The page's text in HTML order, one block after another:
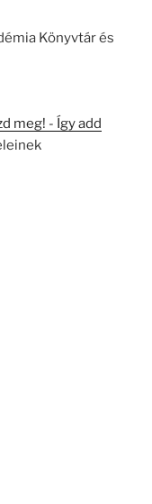
Könyvtár és
meg! - Így add